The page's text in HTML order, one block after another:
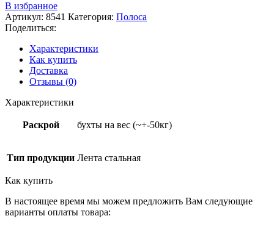
В избранное
Артикул: 8541 Категория: Полоса
Поделиться:
Характеристики
Как купить
Доставка
Отзывы (0)
Характеристики
Раскрой бухты на вес (~+-50кг)
Тип продукции Лента стальная
Как купить
В настоящее время мы можем предложить Вам следующие
варианты оплаты товара: